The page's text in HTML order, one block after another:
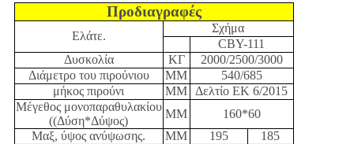
Προδιαγραφές
Ελάτε.
Σχήμα
CBY-111
Δυσκολία
ΚΓ
2000/2500/3000
Διάμετρο του πιρούνιου
ΜΜ
540/685
μήκος πιρούνι
ΜΜ
Δελτίο ΕΚ 6/2015
Μέγεθος μονοπαραθυλακίου
((Δύση*Δύψος)
ΜΜ
160*60
Μαξ, ύψος ανύψωσης.
ΜΜ 195
185